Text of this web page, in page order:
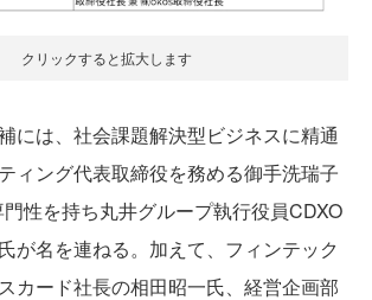
クリックすると拡大します
には、社会課題解決型ビジネスに精通
ィング代表取締役を務める御手洗瑞子
性を持ち丸井グループ執行役員CDXO
が名を連ねる。加えて、フィンテック
カード社長の相田昭一氏、経営企画部